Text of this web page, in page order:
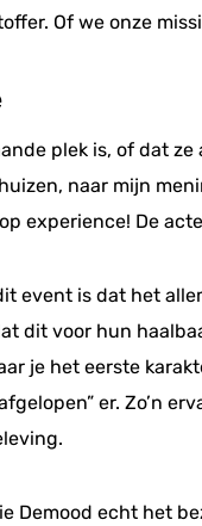
Of we onze
plek is, of dat
naar mijn
experience! De
event is dat het
dit voor hun
je het eerste
er. Zo’n
Demood echt het